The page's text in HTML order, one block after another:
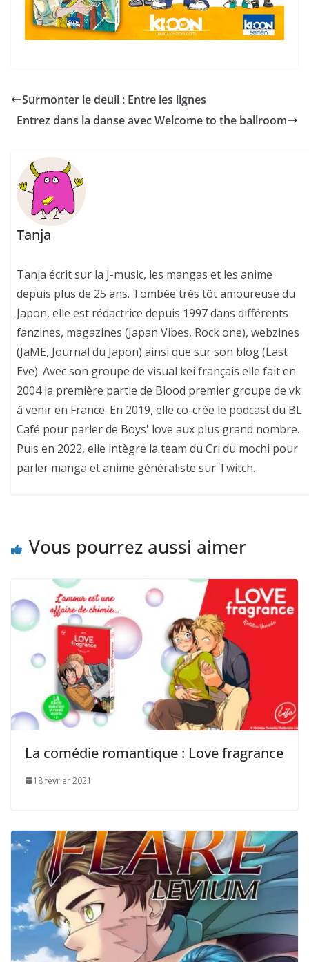
Surmonter le deuil : Entre les lignes
Entrez dans la danse avec Welcome to the ballroom
Tanja
Tanja écrit sur la J-music, les mangas et les anime
depuis plus de 25 ans. Tombée très tôt amoureuse du
Japon, elle est rédactrice depuis 1997 dans différents
fanzines, magazines (Japan Vibes, Rock one), webzines
(JaME, Journal du Japon) ainsi que sur son blog (Last
Eve). Avec son groupe de visual kei français elle fait en
2004 la première partie de Blood premier groupe de vk
à venir en France. En 2019, elle co-crée le podcast du BL
Café pour parler de Boys' love aux plus grand nombre.
Puis en 2022, elle intègre la team du Cri du mochi pour
parler manga et anime généraliste sur Twitch.
Vous pourrez aussi aimer
La comédie romantique : Love fragrance
18 février 2021